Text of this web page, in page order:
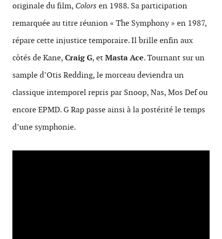
originale du film, Colors en 1988. Sa participation
remarquéeau titre réunion« The Symphony » en 1987,
répare cette injustice temporaire. Il brille enfin aux
côtés de Kane,Craig G, etMasta Ace. Tournant sur un
sample d’Otis Redding, le morceau deviendra un
classique intemporel repris par Snoop, Nas, Mos Def ou
encore EPMD. G Rap passe ainsi à la postérité le temps
d’une symphonie.